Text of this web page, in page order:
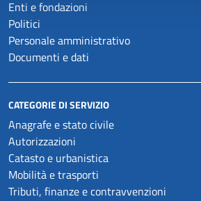
Enti e fondazioni
Politici
Personale amministrativo
Documenti e dati
CATEGORIE DI SERVIZIO
Anagrafe e stato civile
Autorizzazioni
Catasto e urbanistica
Mobilità e trasporti
Tributi, finanze e contravvenzioni